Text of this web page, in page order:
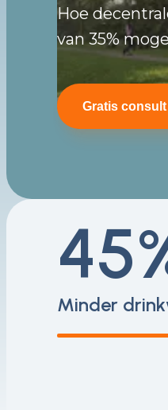
Hoe
van 35%
Gratis consult
Minder